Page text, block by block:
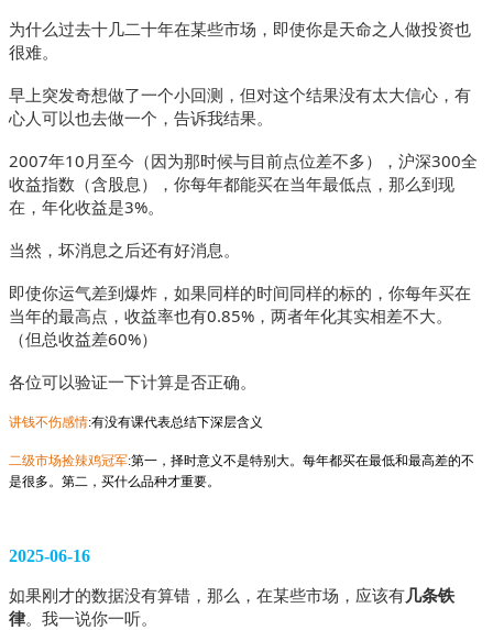
为什么过去十几二十年在某些市场，即使你是天命之人做投资也
很难。
早上突发奇想做了一个小回测，但对这个结果没有太大信心，有
心人可以也去做一个，告诉我结果。
2007年10月至今（因为那时候与目前点位差不多），沪深300全
收益指数（含股息），你每年都能买在当年最低点，那么到现
在，年化收益是3%。
当然，坏消息之后还有好消息。
即使你运气差到爆炸，如果同样的时间同样的标的，你每年买在
当年的最高点，收益率也有0.85%，两者年化其实相差不大。
（但总收益差60%）
各位可以验证一下计算是否正确。
讲钱不伤感情:有没有课代表总结下深层含义
二级市场捡辣鸡冠军:第一，择时意义不是特别大。每年都买在最低和最高差的不
是很多。第二，买什么品种才重要。
2025-06-16
如果刚才的数据没有算错，那么，在某些市场，应该有几条铁
律。我一说你一听。